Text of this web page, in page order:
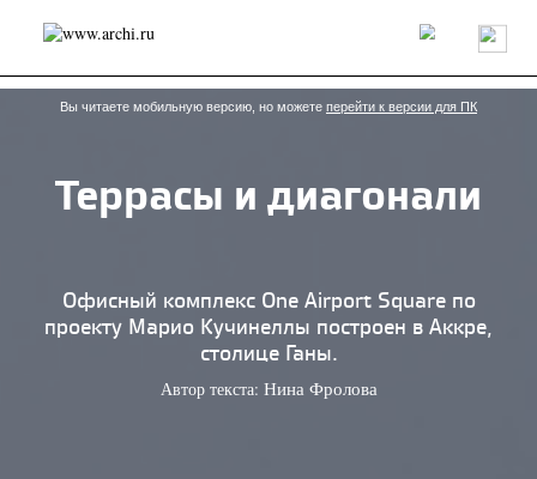
Россия Мир Технологии Интерьер Пресса
Архитекторы
Проекты
Конкурсы События Книги Вакансии
send.project Анонсы конкурсов
Блог
Исследование
Дизайн
Иностранцы в России
Интерьер
Книги
Наследие Образование
Урбанистика
Вы читаете мобильную версию, но можете перейти к версии для ПК
Террасы и диагонали
Офисный комплекс One Airport Square по
проекту Марио Кучинеллы построен в Аккре,
столице Ганы.
Автор текста: Нина Фролова